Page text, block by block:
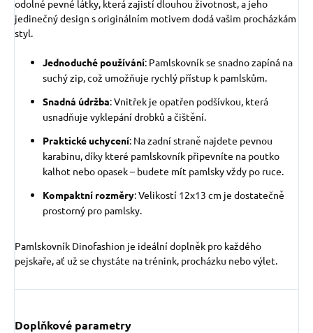
odolné pevné látky, která zajistí dlouhou životnost, a jeho
jedinečný design s originálním motivem dodá vašim procházkám
styl.
Jednoduché používání: Pamlskovník se snadno zapíná na
suchý zip, což umožňuje rychlý přístup k pamlskům.
Snadná údržba: Vnitřek je opatřen podšívkou, která
usnadňuje vyklepání drobků a čištění.
Praktické uchycení: Na zadní straně najdete pevnou
karabinu, díky které pamlskovník připevníte na poutko
kalhot nebo opasek – budete mít pamlsky vždy po ruce.
Kompaktní rozměry: Velikostí 12x13 cm je dostatečně
prostorný pro pamlsky.
Pamlskovník Dinofashion je ideální doplněk pro každého
pejskaře, ať už se chystáte na trénink, procházku nebo výlet.
Doplňkové parametry